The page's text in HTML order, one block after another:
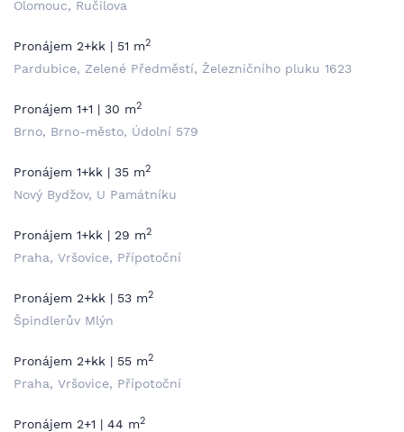
Olomouc, Ručilova
Pronájem 2+kk | 51 m2
Pardubice, Zelené Předměstí, Železničního pluku 1623
Pronájem 1+1 | 30 m2
Brno, Brno-město, Údolní 579
Pronájem 1+kk | 35 m2
Nový Bydžov, U Památníku
Pronájem 1+kk | 29 m2
Praha, Vršovice, Přípotoční
Pronájem 2+kk | 53 m2
Špindlerův Mlýn
Pronájem 2+kk | 55 m2
Praha, Vršovice, Přípotoční
Pronájem 2+1 | 44 m2